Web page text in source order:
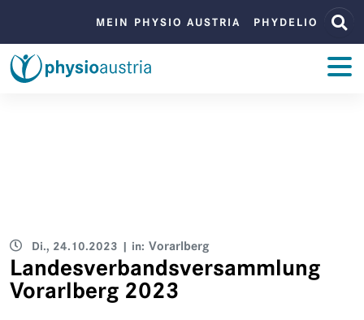
Zum Inhalt
Zur Navigation
MEIN PHYSIO AUSTRIA
PHYDELIO
ZUM INHALT
Di., 24.10.2023 | in: Vorarlberg
Landesverbandsversammlung
Vorarlberg 2023